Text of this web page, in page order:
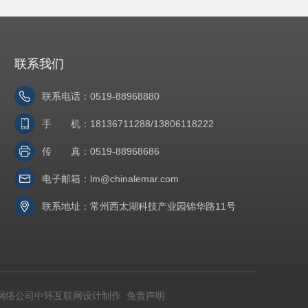
联系我们
联系电话：0519-88968880
手 机：18136711288/13806118222
传 真：0519-88968686
电子邮箱： lm@chinalemar.com
联系地址：常州西太湖科技产业园锦华路11号
络公司 中环互联网设计制作 免责声明